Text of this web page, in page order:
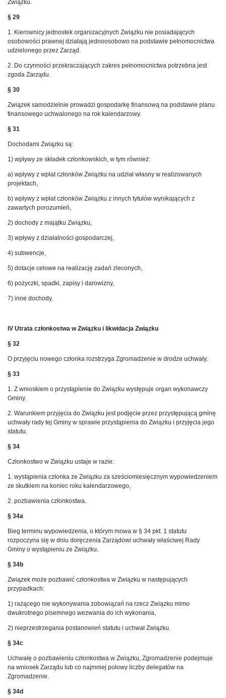
Związku.
§ 29
1. Kierownicy jednostek organizacyjnych Związku nie posiadających
osobowości prawnej działają jednoosobowo na podstawie pełnomocnictwa
udzielonego przez Zarząd.
2. Do czynności przekraczających zakres pełnomocnictwa potrzebna jest
zgoda Zarządu.
§ 30
Związek samodzielnie prowadzi gospodarkę finansową na podstawie planu
finansowego uchwalonego na rok kalendarzowy.
§ 31
Dochodami Związku są:
1) wpływy ze składek członkowskich, w tym również:
a) wpływy z wpłat członków Związku na udział własny w realizowanych
projektach,
b) wpływy z wpłat członków Związku z innych tytułów wynikających z
zawartych porozumień,
2) dochody z majątku Związku,
3) wpływy z działalności gospodarczej,
4) subwencje,
5) dotacje celowe na realizację zadań zleconych,
6) pożyczki, spadki, zapisy i darowizny,
7) inne dochody.
IV Utrata członkostwa w Związku i likwidacja Związku
§ 32
O przyjęciu nowego członka rozstrzyga Zgromadzenie w drodze uchwały.
§ 33
1. Z wnioskiem o przystąpienie do Związku występuje organ wykonawczy
Gminy.
2. Warunkiem przyjęcia do Związku jest podjęcie przez przystępującą gminę
uchwały rady tej Gminy w sprawie przystąpienia do Związku i przyjęcia jego
statutu.
§ 34
Członkostwo w Związku ustaje w razie:
1. wystąpienia członka ze Związku za sześciomiesięcznym wypowiedzeniem
ze skutkiem na koniec roku kalendarzowego,
2. pozbawienia członkostwa.
§ 34a
Bieg terminu wypowiedzenia, o którym mowa w § 34 pkt. 1 statutu
rozpoczyna się w dniu doręczenia Zarządowi uchwały właściwej Rady
Gminy o wystąpieniu ze Związku.
§ 34b
Związek może pozbawić członkostwa w Związku w następujących
przypadkach:
1) rażącego nie wykonywania zobowiązań na rzecz Związku mimo
dwukrotnego pisemnego wezwania do ich wykonania,
2) nieprzestrzegania postanowień statutu i uchwał Związku.
§ 34c
Uchwałę o pozbawieniu członkostwa w Związku, Zgromadzenie podejmuje
na wniosek Zarządu lub co najmniej połowy liczby delegatów na
Zgromadzenie.
§ 34d